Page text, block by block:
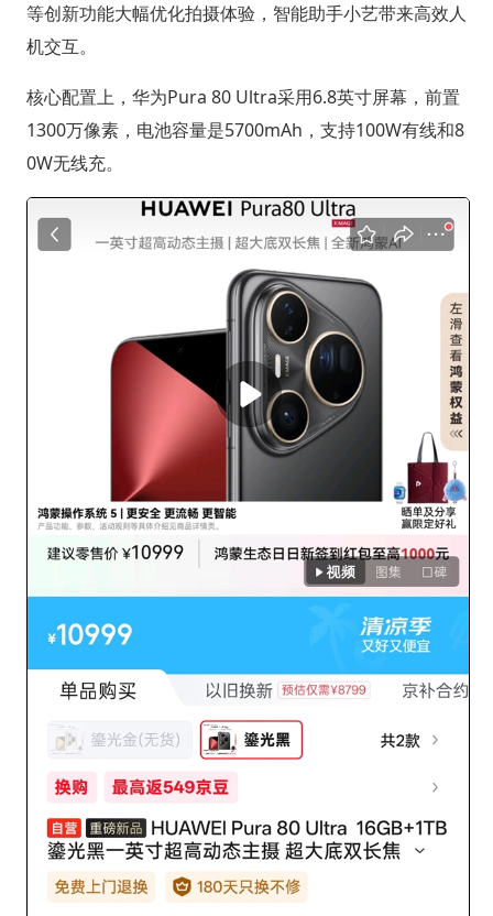
等创新功能大幅优化拍摄体验，智能助手小艺带来高效人
机交互。
核心配置上，华为Pura 80 Ultra采用6.8英寸屏幕，前置
1300万像素，电池容量是5700mAh，支持100W有线和8
0W无线充。